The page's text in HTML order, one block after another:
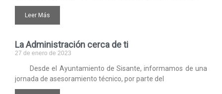
Leer Más
La Administración cerca de ti
27 de enero de 2023
Desde el Ayuntamiento de Sisante, informamos de una
jornada de asesoramiento técnico, por parte del